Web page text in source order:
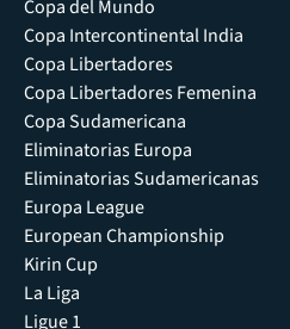
Copa del Mundo
Copa Intercontinental India
Copa Libertadores
Copa Libertadores Femenina
Copa Sudamericana
Eliminatorias Europa
Eliminatorias Sudamericanas
Europa League
European Championship
Kirin Cup
La Liga
Ligue 1